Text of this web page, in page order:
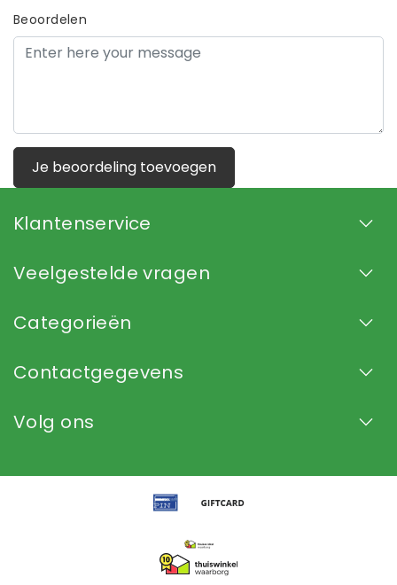
Beoordelen
Je beoordeling toevoegen
Klantenservice
Veelgestelde vragen
Categorieën
Contactgegevens
Volg ons